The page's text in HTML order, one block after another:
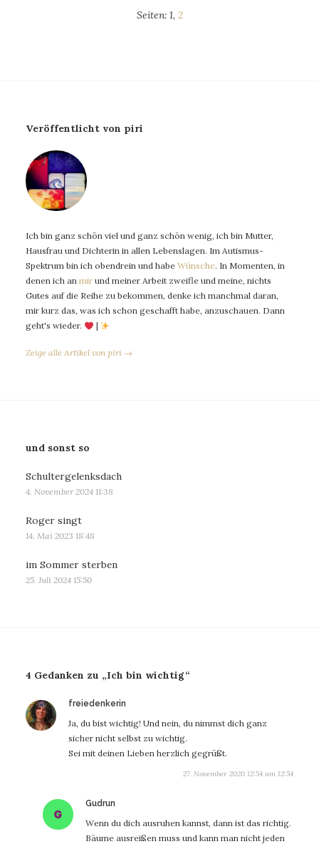
Seiten: 1, 2
Veröffentlicht von piri
Ich bin ganz schön viel und ganz schön wenig, ich bin Mutter,
Hausfrau und Dichterin in allen Lebenslagen. Im Autismus-
Spektrum bin ich obendrein und habe Wünsche. In Momenten, in
denen ich an mir und meiner Arbeit zweifle und meine, nichts
Gutes auf die Reihe zu bekommen, denke ich manchmal daran,
mir kurz das, was ich schon geschafft habe, anzuschauen. Dann
geht's wieder.
|
Zeige alle Artikel von piri →
und sonst so
Schultergelenksdach
4. November 2024 11:38
Roger singt
14. Mai 2023 18:48
im Sommer sterben
25. Juli 2024 15:50
4 Gedanken zu „Ich bin wichtig“
freiedenkerin
Ja, du bist wichtig! Und nein, du nimmst dich ganz
sicher nicht selbst zu wichtig.
Sei mit deinen Lieben herzlich gegrüßt.
27. November 2020 12:54 um 12:54
Gudrun
Wenn du dich ausruhen kannst, dann ist das richtig.
Bäume ausreißen muss und kann man nicht jeden